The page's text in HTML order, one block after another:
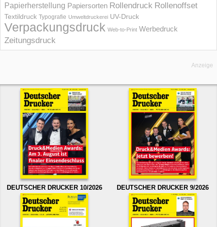
Papierherstellung Papiersorten Rollendruck Rollenoffset
Textildruck Typografie Umweltdruckerei UV-Druck
Verpackungsdruck Web-to-Print Werbedruck
Zeitungsdruck
Anzeige
DEUTSCHER DRUCKER 10/2026 DEUTSCHER DRUCKER 9/2026